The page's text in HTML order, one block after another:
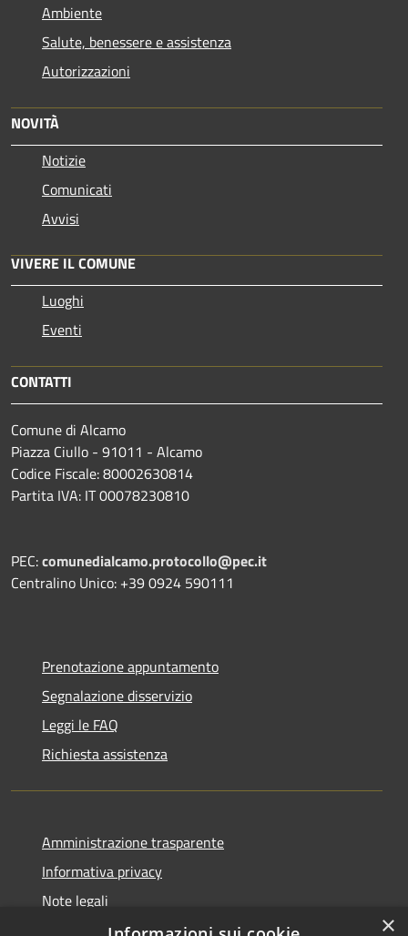
Ambiente
Salute, benessere e assistenza
Autorizzazioni
NOVITÀ
Notizie
Comunicati
Avvisi
VIVERE IL COMUNE
Luoghi
Eventi
CONTATTI
Comune di Alcamo
Piazza Ciullo - 91011 - Alcamo
Codice Fiscale: 80002630814
Partita IVA: IT 00078230810
PEC:comunedialcamo.protocollo@pec.it
Centralino Unico: +39 0924 590111
Prenotazione appuntamento
Segnalazione disservizio
Leggi le FAQ
Richiesta assistenza
Amministrazione trasparente
Informativa privacy
Note legali
Dichiarazione di accessibilità
×